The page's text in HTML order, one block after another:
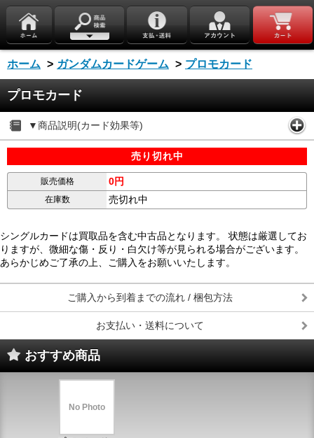
ホーム > ガンダムカードゲーム > プロモカード
プロモカード
▼商品説明(カード効果等)
売り切れ中
販売価格 0円
在庫数 売切れ中
シングルカードは買取品を含む中古品となります。 状態は厳選してお
りますが、微細な傷・反り・白欠け等が見られる場合がございます。
あらかじめご了承の上、ご購入をお願いいたします。
ご購入から到着までの流れ / 梱包方法
お支払い・送料について
おすすめ商品
No Photo